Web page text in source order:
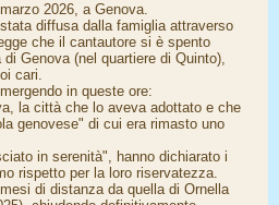
2026, a Genova.
diffusa dalla famiglia attraverso
che il cantautore si è spento
Genova (nel quartiere di Quinto),
cari.
in queste ore:
la città che lo aveva adottato e che
genovese" di cui era rimasto uno
in serenità", hanno dichiarato i
rispetto per la loro riservatezza.
di distanza da quella di Ornella